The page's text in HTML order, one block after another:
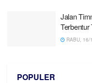
Jalan
Terbentur
RABU,
POPULER